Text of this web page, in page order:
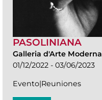
PASOLINIANA
Galleria d'Arte Moderna
01/12/2022 - 03/06/2023
Evento|Reuniones